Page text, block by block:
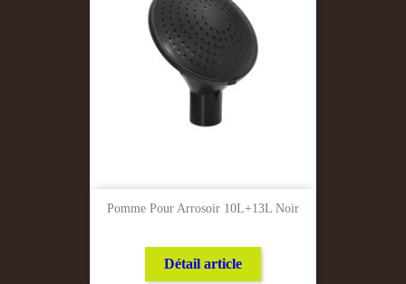
Pomme Pour Arrosoir 10L+13L Noir
Détail article